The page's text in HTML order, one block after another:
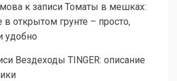
к записи Томаты в мешках:
открытом грунте – просто,
удобно
Вездеходы TINGER: описание